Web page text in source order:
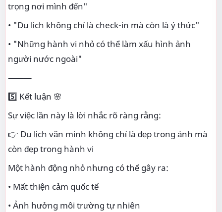
trọng nơi mình đến"
• "Du lịch không chỉ là check-in mà còn là ý thức"
• "Những hành vi nhỏ có thể làm xấu hình ảnh
người nước ngoài"
⸻
5️⃣ Kết luận 🌸
Sự việc lần này là lời nhắc rõ ràng rằng:
👉 Du lịch văn minh không chỉ là đẹp trong ảnh mà
còn đẹp trong hành vi
Một hành động nhỏ nhưng có thể gây ra:
• Mất thiện cảm quốc tế
• Ảnh hưởng môi trường tự nhiên